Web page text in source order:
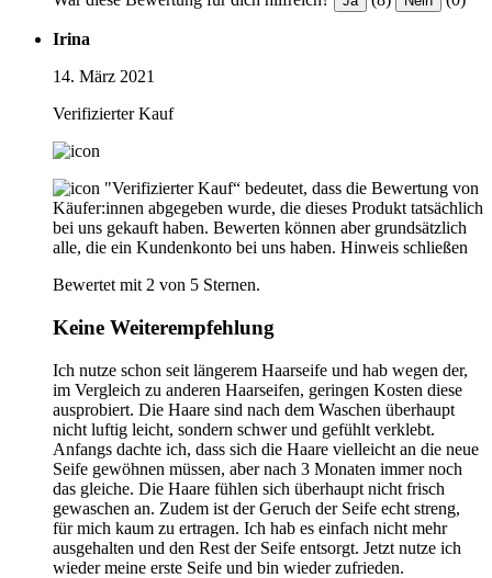
Irina
14. März 2021
Verifizierter Kauf
"Verifizierter Kauf“ bedeutet, dass die Bewertung von
Käufer:innen abgegeben wurde, die dieses Produkt tatsächlich
bei uns gekauft haben. Bewerten können aber grundsätzlich
alle, die ein Kundenkonto bei uns haben. Hinweis schließen
Bewertet mit 2 von 5 Sternen.
Keine Weiterempfehlung
Ich nutze schon seit längerem Haarseife und hab wegen der,
im Vergleich zu anderen Haarseifen, geringen Kosten diese
ausprobiert. Die Haare sind nach dem Waschen überhaupt
nicht luftig leicht, sondern schwer und gefühlt verklebt.
Anfangs dachte ich, dass sich die Haare vielleicht an die neue
Seife gewöhnen müssen, aber nach 3 Monaten immer noch
das gleiche. Die Haare fühlen sich überhaupt nicht frisch
gewaschen an. Zudem ist der Geruch der Seife echt streng,
für mich kaum zu ertragen. Ich hab es einfach nicht mehr
ausgehalten und den Rest der Seife entsorgt. Jetzt nutze ich
wieder meine erste Seife und bin wieder zufrieden.